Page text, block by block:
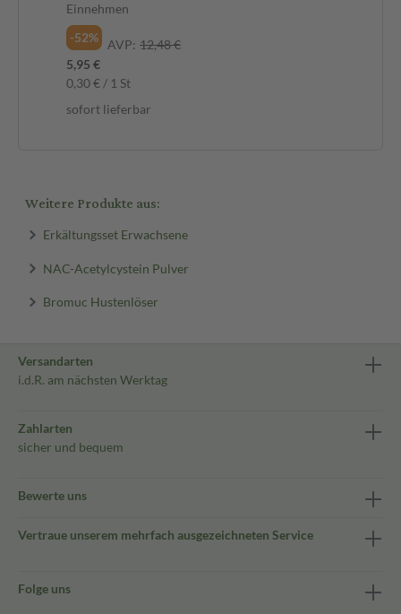
Einnehmen
-52%
AVP: 12,48 €
5,95 €
0,30 € / 1 St
sofort lieferbar
Weitere Produkte aus:
Erkältungsset Erwachsene
NAC-Acetylcystein Pulver
Bromuc Hustenlöser
Versandarten
i.d.R. am nächsten Werktag
Zahlarten
sicher und bequem
Bewerte uns
Vertraue unserem mehrfach ausgezeichneten Service
Folge uns